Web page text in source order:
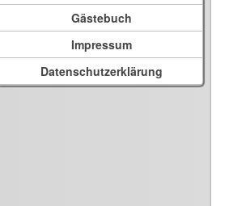
Gästebuch
Impressum
Datenschutzerklärung